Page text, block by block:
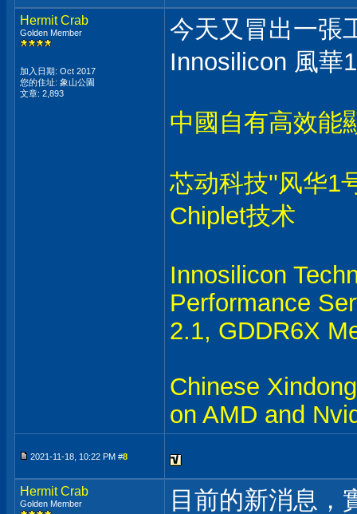
Hermit Crab
Golden Member
加入日期: Oct 2017
您的住址: 象山公園
文章: 2,893
今天又冒出一張
Innosilicon 風華
中國自有高效能
芯动科技''风华1
Chiplet技术
Innosilicon
Performance
2.1, GDDR6X
Chinese
on AMD and
2021-11-18, 10:22 PM #8
Hermit Crab
Golden Member
目前的新消息，